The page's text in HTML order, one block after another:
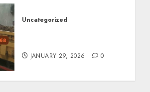
Uncategorized
JANUARY 29, 2026 0